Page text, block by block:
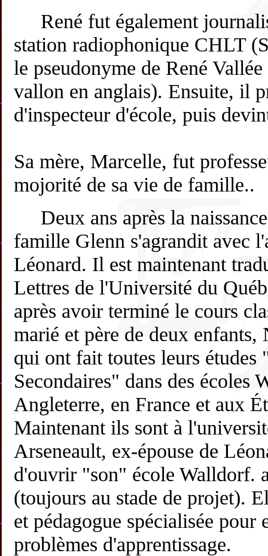
René fut également
station radiophonique CHLT
le pseudonyme de René
vallon en anglais). Ensuite, il
d'inspecteur d'école, puis
Sa mère, Marcelle, fut
mojorité de sa vie de famille..
Deux ans après la
famille Glenn s'agrandit avec
Léonard. Il est maintenant
Lettres de l'Université du
après avoir terminé le cours
marié et père de deux enfants,
qui ont fait toutes leurs études
Secondaires" dans des écoles
Angleterre, en France et aux
Maintenant ils sont à
Arseneault, ex-épouse de
d'ouvrir "son" école Walldorf.
(toujours au stade de projet).
et pédagogue spécialisée pour
problèmes d'apprentissage.